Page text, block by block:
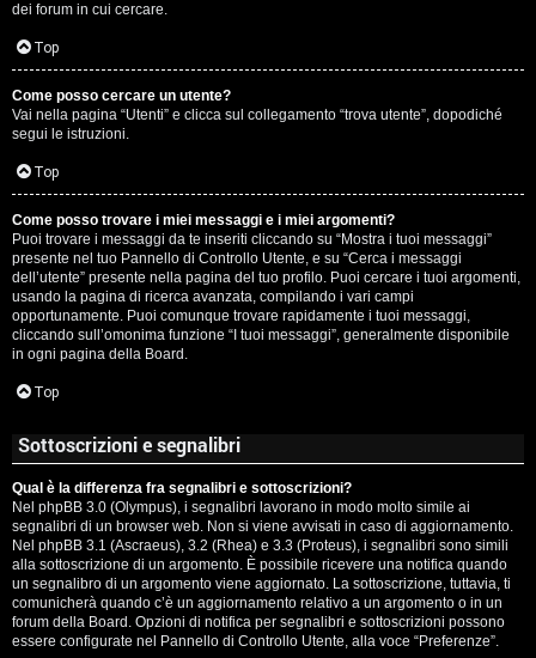
dei forum in cui cercare.
Top
Come posso cercare un utente?
Vai nella pagina “Utenti” e clicca sul collegamento “trova utente”, dopodiché
segui le istruzioni.
Top
Come posso trovare i miei messaggi e i miei argomenti?
Puoi trovare i messaggi da te inseriti cliccando su “Mostra i tuoi messaggi”
presente nel tuo Pannello di Controllo Utente, e su “Cerca i messaggi
dell’utente” presente nella pagina del tuo profilo. Puoi cercare i tuoi argomenti,
usando la pagina di ricerca avanzata, compilando i vari campi
opportunamente. Puoi comunque trovare rapidamente i tuoi messaggi,
cliccando sull’omonima funzione “I tuoi messaggi”, generalmente disponibile
in ogni pagina della Board.
Top
Sottoscrizioni e segnalibri
Qual è la differenza fra segnalibri e sottoscrizioni?
Nel phpBB 3.0 (Olympus), i segnalibri lavorano in modo molto simile ai
segnalibri di un browser web. Non si viene avvisati in caso di aggiornamento.
Nel phpBB 3.1 (Ascraeus), 3.2 (Rhea) e 3.3 (Proteus), i segnalibri sono simili
alla sottoscrizione di un argomento. È possibile ricevere una notifica quando
un segnalibro di un argomento viene aggiornato. La sottoscrizione, tuttavia, ti
comunicherà quando c’è un aggiornamento relativo a un argomento o in un
forum della Board. Opzioni di notifica per segnalibri e sottoscrizioni possono
essere configurate nel Pannello di Controllo Utente, alla voce “Preferenze”.